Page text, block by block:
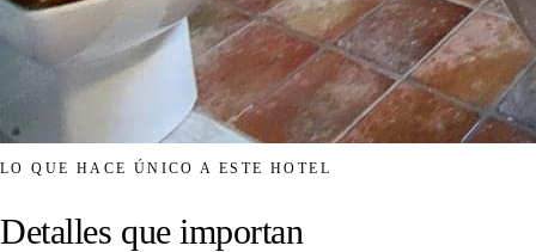
LO QUE HACE ÚNICO A ESTE HOTEL
Detalles que importan